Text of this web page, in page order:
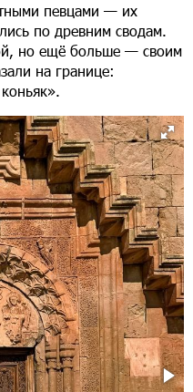
певцами — их
по древним сводам.
но ещё больше — своим
на границе: